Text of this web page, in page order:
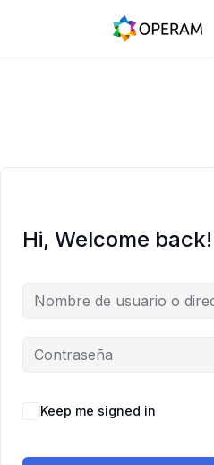
Hi, Welcome back!
Keep me signed in